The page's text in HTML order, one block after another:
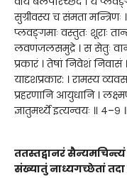
सुग्रीवस्य च संमता मन्त्रिणः
प्लवङ्गमाः वस्तुतः शूराः
लवणजलसमुद्रे । स सेतुः
प्रकारं । तेषां निवेशं निवासं
यादृशप्रकार: । रामस्य
प्रहरणानि आयुधानि ।
ज्ञातुमर्थ्ये इत्यन्वयः ॥ ४–९ ॥
ततस्तद्वानरं
संख्यातुं नाध्यगच्छेतां